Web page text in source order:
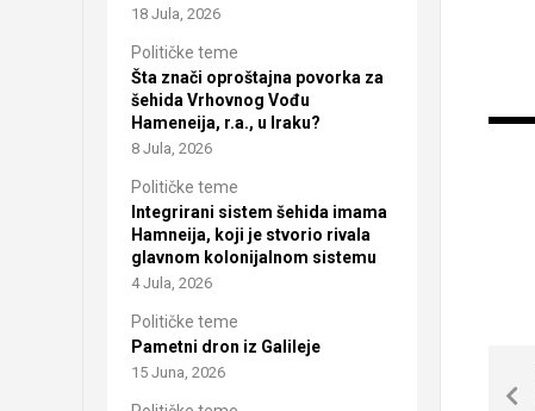
18 Jula, 2026
Političke teme
Šta znači oproštajna povorka za
šehida Vrhovnog Vođu
Hameneija, r.a., u Iraku?
8 Jula, 2026
Političke teme
Integrirani sistem šehida imama
Hamneija, koji je stvorio rivala
glavnom kolonijalnom sistemu
4 Jula, 2026
Političke teme
Pametni dron iz Galileje
15 Juna, 2026